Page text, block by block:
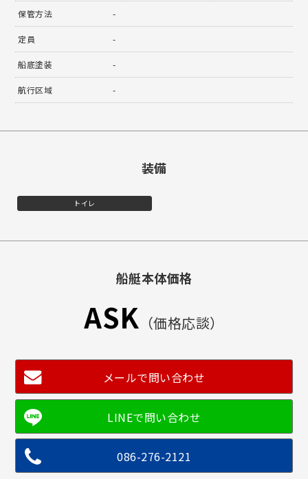
保管方法 -
定員 -
船底塗装 -
航行区域 -
装備
トイレ
船艇本体価格
ASK （価格応談）
メールで問い合わせ
086-276-2121